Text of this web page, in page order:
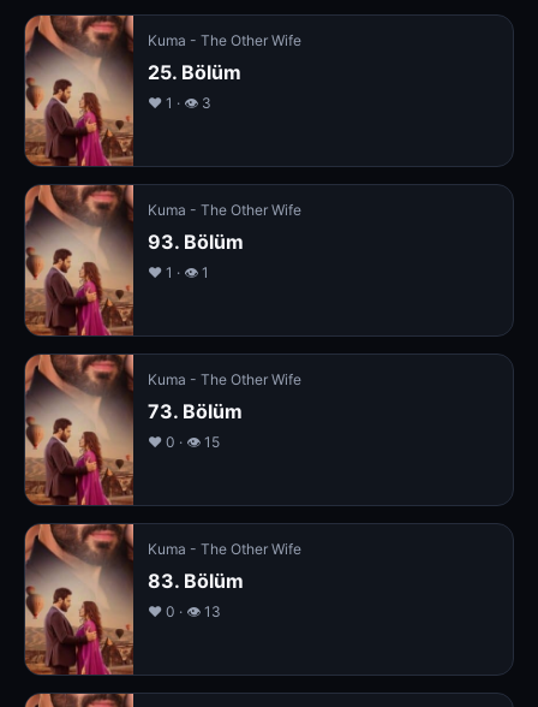
Kuma - The Other Wife
25. Bölüm
❤️ 1 · 👁 3
Kuma - The Other Wife
93. Bölüm
❤️ 1 · 👁 1
Kuma - The Other Wife
73. Bölüm
❤️ 0 · 👁 15
Kuma - The Other Wife
83. Bölüm
❤️ 0 · 👁 13